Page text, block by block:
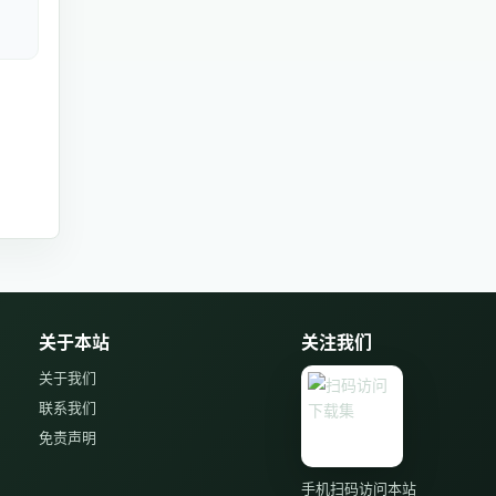
关于本站
关于我们
联系我们
免责声明
关注我们
手机扫码访问本站